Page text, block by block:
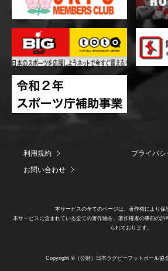
利用規約
プライバ
お問い合わせ
本サービスの全てのページは、著作権により保
本サービスに含まれている全ての著作物を、著作権者の事前の許
られております。
Copyright ©（公財）日本ラグビーフットボール協